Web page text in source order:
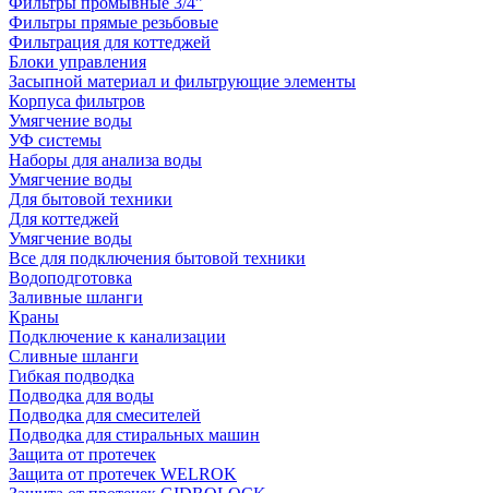
Фильтры прямые резьбовые
Фильтрация для коттеджей
Блоки управления
Засыпной материал и фильтрующие элементы
Корпуса фильтров
Умягчение воды
УФ системы
Наборы для анализа воды
Умягчение воды
Для бытовой техники
Для коттеджей
Умягчение воды
Все для подключения бытовой техники
Водоподготовка
Заливные шланги
Краны
Подключение к канализации
Сливные шланги
Гибкая подводка
Подводка для воды
Подводка для смесителей
Подводка для стиральных машин
Защита от протечек
Защита от протечек WELROK